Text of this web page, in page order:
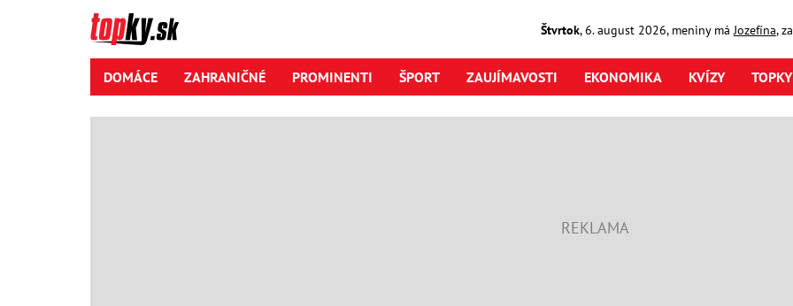
Štvrtok,6. august2026, meniny má Jozefína,
DOMÁCE ZAHRANIČNÉ PROMINENTI ŠPORT ZAUJÍMAVOSTI EKONOMIKA KVÍZY